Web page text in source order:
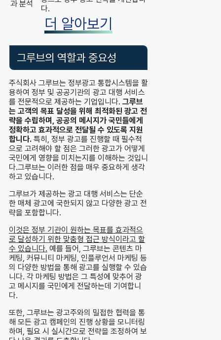
과 분석
다.
더 알아보기
그루브의 역할과 중요성
주식회사 그루브는 정부광고 통합시스템을 활
용하여 정부 및 공공기관의 광고 대행 서비스
를 전문적으로 제공하는 기업입니다. 그루브
는 고객의 목표 달성을 위해 최적화된 광고 전
략을 수립하며, 공공의 메시지가 국민들에게
정확하고 효과적으로 전달될 수 있도록 지원
합니다. 특히, 정부 광고를 진행할 때 필수적
으로 고려해야 할 점은 그러한 광고가 어떻게
국민에게 영향을 미치는지를 이해하는 것입니
다.그루브는 이러한 점을 매우 중요하게 생각
하고 있습니다.
그루브가 제공하는 광고 대행 서비스는 단순
한 매체 광고에 국한되지 않고 다양한 광고 전
략을 포함합니다.
이것은 정부 기관이 원하는 목표를 효과적으
로 달성하기 위한 맞춤형 접근 방식이라고 할
수 있습니다. 예를 들어, 그루브는 콘텐츠 마
케팅, 커뮤니티 마케팅, 인플루언서 마케팅 등
의 다양한 방법을 통해 광고를 실행할 수 있습
니다. 각 마케팅 방법은 그 특성에 맞추어 광
고 메시지를 국민에게 전달하는데 기여합니
다.
또한, 그루브는 광고주와의 밀접한 협력을 통
해 모든 광고 캠페인의 진행 상황을 모니터링
하며, 필요 시 실시간으로 전략을 조정하여 보